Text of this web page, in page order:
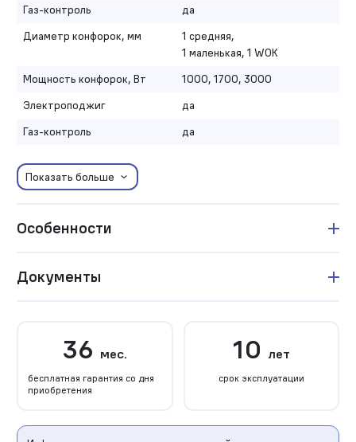
Газ-контроль
да
Диаметр конфорок, мм
1 средняя,
1 маленькая, 1 WOK
Мощность конфорок, Вт
1000, 1700, 3000
Электроподжиг
да
Газ-контроль
да
Показать больше
Особенности
Документы
36 мес.
бесплатная гарантия со дня
приобретения
10 лет
срок эксплуатации